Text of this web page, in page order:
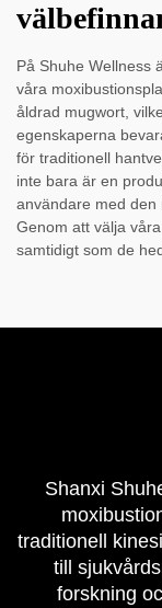
På Shuhe Wellness
våra
åldrad mugwort,
egenskaperna
för traditionell
inte bara är en
användare med den
Genom att välja
samtidigt som de
Shanxi
traditionell
till
forskning